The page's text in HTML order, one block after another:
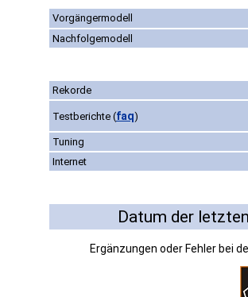
Vorgängermodell
Nachfolgemodell
Rekorde
Testberichte (faq)
Tuning
Internet
Datum der
Ergänzungen oder Fehler bei